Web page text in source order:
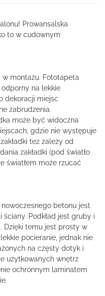
Prowansalska
to w cudownym
w montażu. Fototapeta
odporny na lekkie
dekoracji miejsc
zabrudzenia.
może być widoczna
gdzie nie występuje
tez zależy od
zakładki (pod światło
światłem może rzucać
betonu jest
ściany. Podkład jest gruby i
Dzięki temu jest prosty w
pocieranie, jednak nie
na częsty dotyk i
użytkowanych wnętrz
ochronnym laminatem